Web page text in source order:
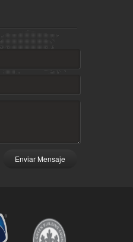
Enviar Mensaje